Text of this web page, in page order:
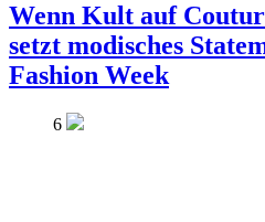
Wenn Kult auf
setzt modisches
Fashion Week
6